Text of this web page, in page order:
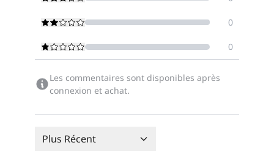
0
0
Les commentaires sont disponibles après
connexion et achat.
Plus Récent